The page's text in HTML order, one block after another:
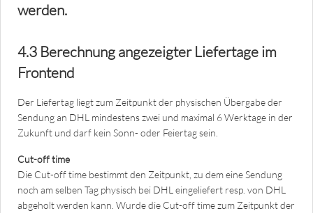
werden.
4.3 Berechnung angezeigter Liefertage im
Frontend
Der Liefertag liegt zum Zeitpunkt der physischen Übergabe der
Sendung an DHL mindestens zwei und maximal 6 Werktage in der
Zukunft und darf kein Sonn- oder Feiertag sein.
Cut-off time
Die Cut-off time bestimmt den Zeitpunkt, zu dem eine Sendung
noch am selben Tag physisch bei DHL eingeliefert resp. von DHL
abgeholt werden kann. Wurde die Cut-off time zum Zeitpunkt der